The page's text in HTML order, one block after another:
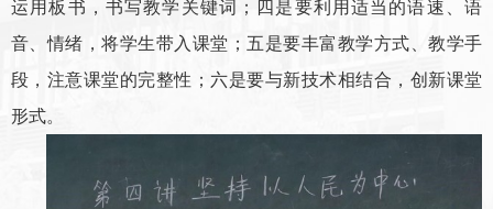
运用板书，书写教学关键词；四是要利用适当的语速、语
音、情绪，将学生带入课堂；五是要丰富教学方式、教学手
段，注意课堂的完整性；六是要与新技术相结合，创新课堂
形式。